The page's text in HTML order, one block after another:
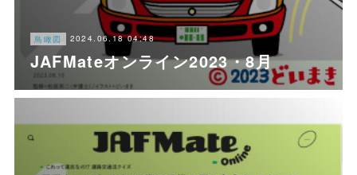
鳥瞰図 2024.06.18 04:48
JAFMateオンライン2023・8月